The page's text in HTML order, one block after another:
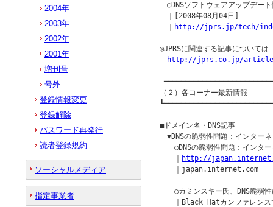
○DNSソフトウェアアップデー
｜[2008年08月04日]
http://jprs.jp/tech/
◎JPRSに関連する記事について
http://jprs.co.jp/
（２）各コーナー最新情報
■ドメイン名・DNS記事
▼DNSの脆弱性問題：インター
○DNSの脆弱性問題：インター
http://
｜japan.internet.com
○カミンスキー氏、DNS脆弱性
｜Black Hatカンファレンス
2004年
2003年
2002年
2001年
増刊号
号外
登録情報変更
登録解除
パスワード再発行
読者登録規約
ソーシャルメディア
指定事業者